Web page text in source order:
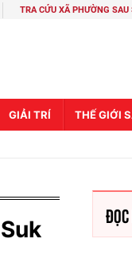
TRA CỨU XÃ PHƯỜNG SAU
GIẢI TRÍ THẾ GIỚI